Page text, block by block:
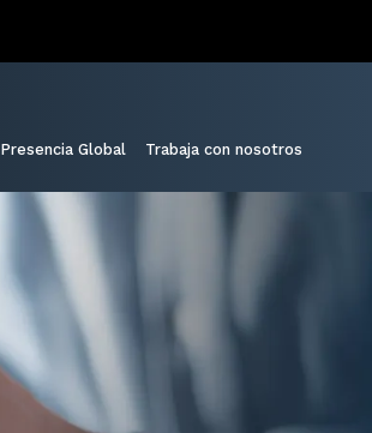
Presencia Global Trabaja con nosotros